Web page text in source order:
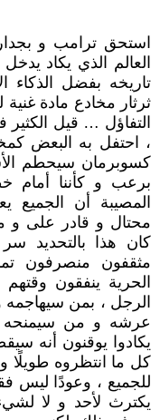
استحق ترامب و
العالم الذي يكاد
تاريخه بفضل
ثرثار مخادع مادة
التفاؤل … قيل
، احتفل به البعض
كسوبرمان سيحطم
برعب و كأننا أمام
المصيبة أن
محتال و قادر على و
كان هذا بالتحديد
مثقفون منصرفون
الحرية ينفقون
الرجل ، بمن
عرشه و من سيمنحه
يكادوا يوقنون أنه
كل ما انتظروه طويلًا
للجميع ، وعودًا ليس
يكترث لأحد و لا